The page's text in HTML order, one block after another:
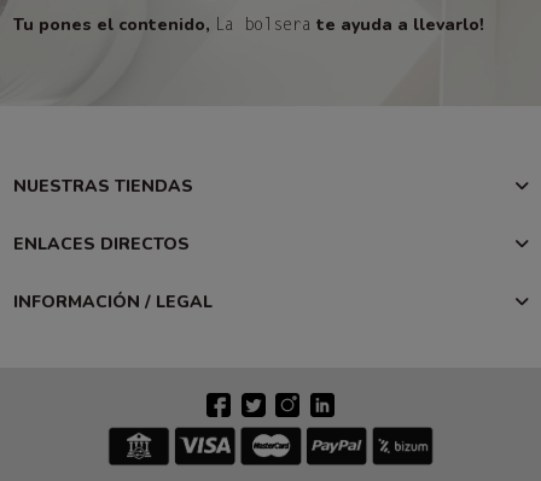
Tu pones el contenido, La bolsera te ayuda a llevarlo!
NUESTRAS TIENDAS
ENLACES DIRECTOS
INFORMACIÓN / LEGAL